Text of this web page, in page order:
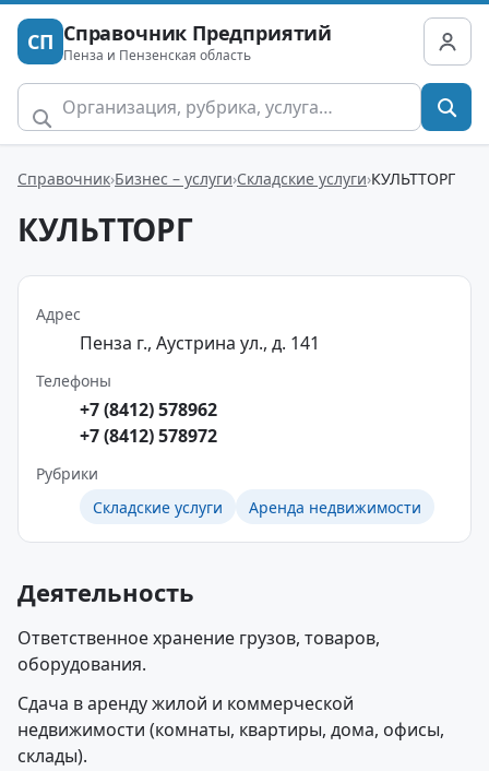
СП Справочник Предприятий
Пенза и Пензенская область
Справочник Бизнес – услуги Складские услуги КУЛЬТТОРГ
КУЛЬТТОРГ
Адрес
Пенза г., Аустрина ул., д. 141
Телефоны
+7 (8412) 578962
+7 (8412) 578972
Рубрики
Складские услуги
Аренда недвижимости
Деятельность
Ответственное хранение грузов, товаров,
оборудования.
Сдача в аренду жилой и коммерческой
недвижимости (комнаты, квартиры, дома, офисы,
склады).